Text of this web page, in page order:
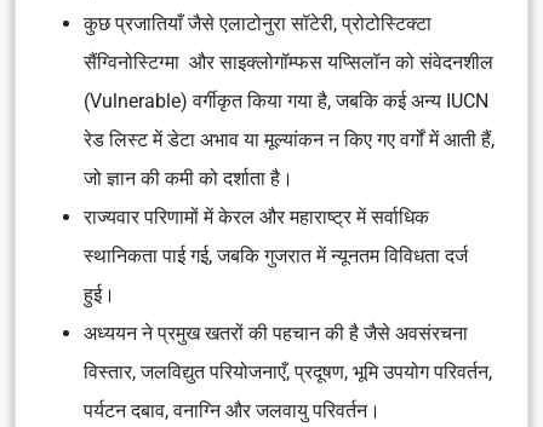
कुछ प्रजातियाँ जैसेएलाटोनुरा सॉटेरी, प्रोटोस्टिक्टा
सैंग्विनोस्टिग्मा औरसाइक्लोगॉम्फस यप्सिलॉनको संवेदनशील
(Vulnerable) वर्गीकृत किया गया है, जबकि कई अन्य IUCN
रेड लिस्ट में डेटा अभाव या मूल्यांकन न किए गए वर्गों में आती हैं,
जो ज्ञान की कमी को दर्शाता है।
राज्यवार परिणामों में केरल और महाराष्ट्र में सर्वाधिक
स्थानिकता पाई गई, जबकि गुजरात में न्यूनतम विविधता दर्ज
हुई।
अध्ययन ने प्रमुख खतरों की पहचान की है जैसे अवसंरचना
विस्तार, जलविद्युत परियोजनाएँ, प्रदूषण, भूमि उपयोग परिवर्तन,
पर्यटन दबाव, वनाग्नि और जलवायु परिवर्तन।